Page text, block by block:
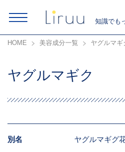
知識でも
HOME 美容成分一覧 ヤグルマギ
ヤグルマギク
別名 ヤグルマギグ